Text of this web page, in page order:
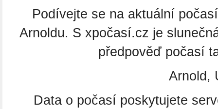
Podívejte se na aktuální
Arnoldu. S xpočasí.cz je
předpověď počasí
Arnold,
Data o počasí poskytujete